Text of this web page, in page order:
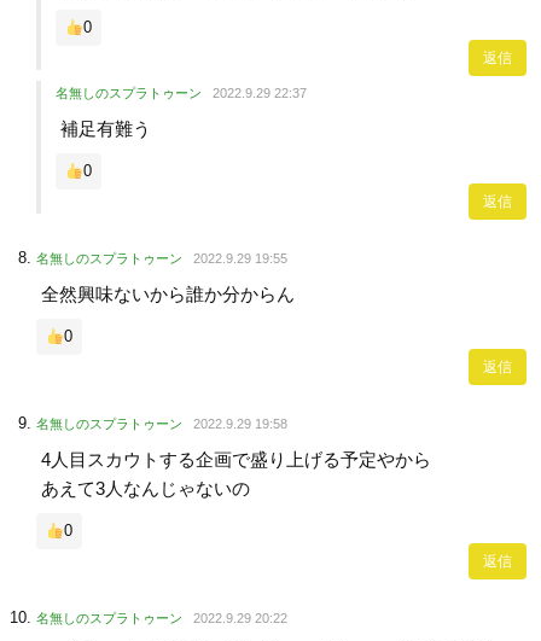
0
返信
名無しのスプラトゥーン 2022.9.29 22:37
補足有難う
0
返信
名無しのスプラトゥーン 2022.9.29 19:55
全然興味ないから誰か分からん
0
返信
名無しのスプラトゥーン 2022.9.29 19:58
4人目スカウトする企画で盛り上げる予定やから
あえて3人なんじゃないの
0
返信
名無しのスプラトゥーン 2022.9.29 20:22